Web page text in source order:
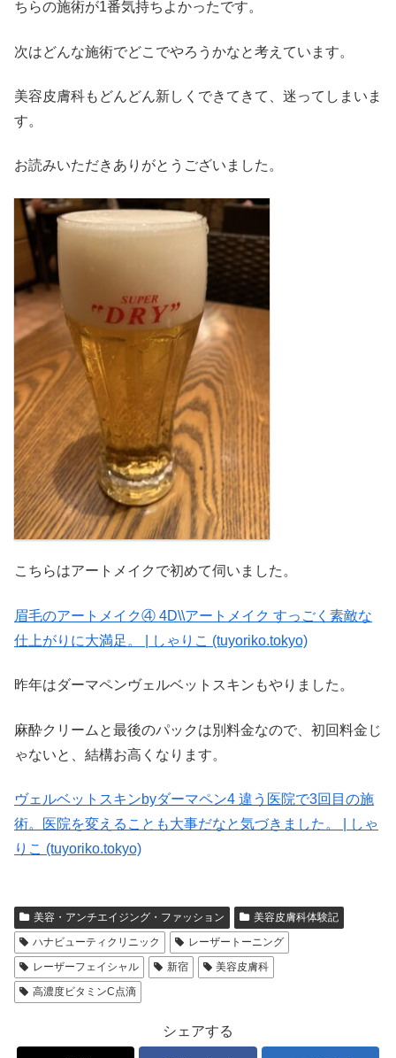
ちらの施術が1番気持ちよかったです。
次はどんな施術でどこでやろうかなと考えています。
美容皮膚科もどんどん新しくできてきて、迷ってしまいま
す。
お読みいただきありがとうございました。
こちらはアートメイクで初めて伺いました。
眉毛のアートメイク④ 4D\\アートメイク すっごく素敵な
仕上がりに大満足。 | しゃりこ (tuyoriko.tokyo)
昨年はダーマペンヴェルベットスキンもやりました。
麻酔クリームと最後のパックは別料金なので、初回料金じ
ゃないと、結構お高くなります。
ヴェルベットスキンbyダーマペン4 違う医院で3回目の施
術。医院を変えることも大事だなと気づきました。 | しゃ
りこ (tuyoriko.tokyo)
美容・アンチエイジング・ファッション
美容皮膚科体験記
ハナビューティクリニック
レーザートーニング
レーザーフェイシャル
新宿
美容皮膚科
高濃度ビタミンC点滴
シェアする